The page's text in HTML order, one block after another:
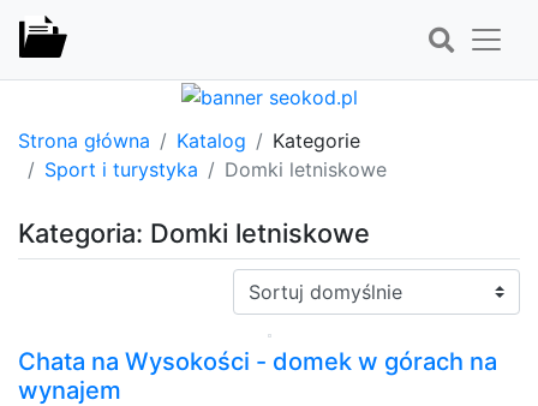
Strona główna Katalog
Kategorie
Sport i turystyka
Domki letniskowe
Kategoria: Domki letniskowe
Sortuj:
Chata na Wysokości - domek w górach na
wynajem